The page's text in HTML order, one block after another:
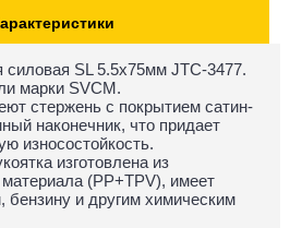
SL 5.5х75мм JTC-3477.
марки SVCM.
стержень с покрытием сатин-
наконечник, что придает
износостойкость.
изготовлена из
материала (PP+TPV), имеет
бензину и другим химическим